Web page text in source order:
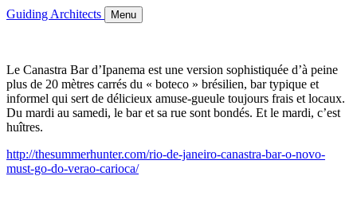
Guiding Architects Menu
Le Canastra Bar d’Ipanema est une version sophistiquée d’à peine
plus de 20 mètres carrés du « boteco » brésilien, bar typique et
informel qui sert de délicieux amuse-gueule toujours frais et locaux.
Du mardi au samedi, le bar et sa rue sont bondés. Et le mardi, c’est
huîtres.
http://thesummerhunter.com/rio-de-janeiro-canastra-bar-o-novo-
must-go-do-verao-carioca/